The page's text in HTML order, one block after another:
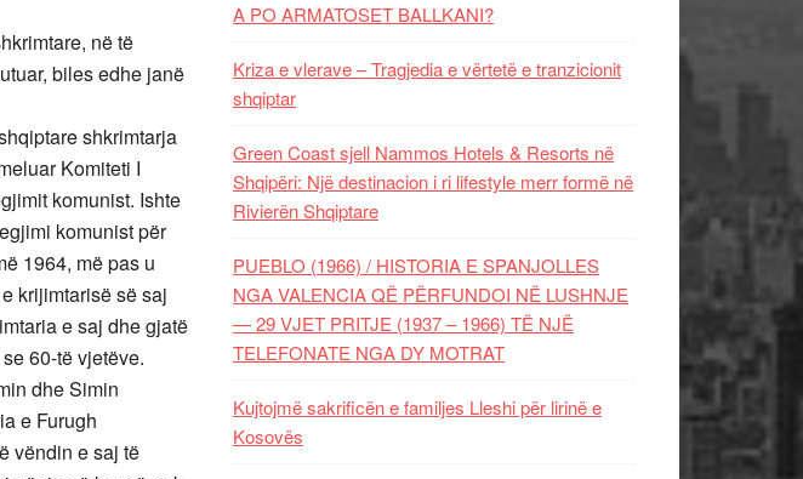
në të
biles edhe janë
shkrimtarja
Komiteti I
komunist. Ishte
komunist për
1964, më pas u
krijimtarisë së saj
e saj dhe gjatë
60-të vjetëve.
dhe Simin
e Furugh
vëndin e saj të
A PO ARMATOSET BALLKANI?
Kriza e vlerave – Tragjedia e vërtetë e tranzicionit
shqiptar
Green Coast sjell Nammos Hotels & Resorts në
Shqipëri: Një destinacion i ri lifestyle merr formë në
Rivierën Shqiptare
PUEBLO (1966) / HISTORIA E SPANJOLLES
NGA VALENCIA QË PËRFUNDOI NË LUSHNJE
— 29 VJET PRITJE (1937 – 1966) TË NJË
TELEFONATE NGA DY MOTRAT
Kujtojmë sakrificën e familjes Lleshi për lirinë e
Kosovës